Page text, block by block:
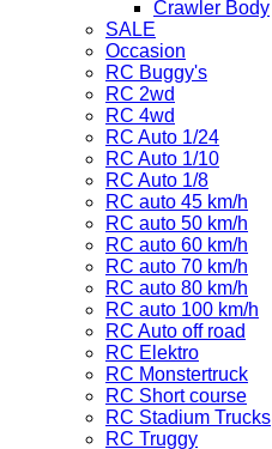
Crawler Body
SALE
Occasion
RC Buggy's
RC 2wd
RC 4wd
RC Auto 1/24
RC Auto 1/10
RC Auto 1/8
RC auto 45 km/h
RC auto 50 km/h
RC auto 60 km/h
RC auto 70 km/h
RC auto 80 km/h
RC auto 100 km/h
RC Auto off road
RC Elektro
RC Monstertruck
RC Short course
RC Stadium Trucks
RC Truggy